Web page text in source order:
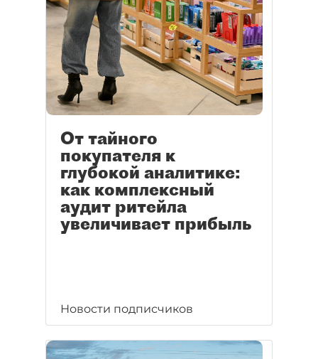
От тайного
покупателя к
глубокой аналитике:
как комплексный
аудит ритейла
увеличивает прибыль
Новости подписчиков